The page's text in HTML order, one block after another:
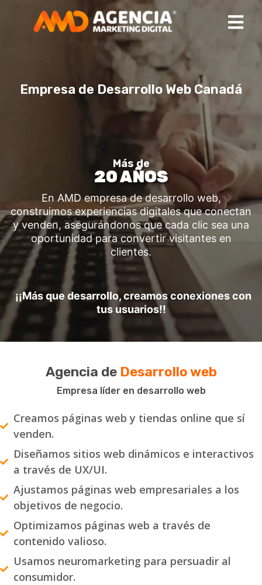
Empresa de Desarrollo Web Canadá
Más de
20 AÑOS
En AMD empresa de desarrollo web,
construimos experiencias digitales que conectan
y venden, asegurándonos que cada clic sea una
oportunidad para convertir visitantes en
clientes.
¡¡Más que desarrollo, creamos conexiones con
tus usuarios!!
Agencia deDesarrollo web
Empresa líder en desarrollo web
Creamos páginas web y tiendas online que sí
venden.
Diseñamos sitios web dinámicos e interactivos
a través de UX/UI.
Ajustamos páginas web empresariales a los
objetivos de negocio.
Optimizamos páginas web a través de
contenido valioso.
Usamos neuromarketing para persuadir al
consumidor.